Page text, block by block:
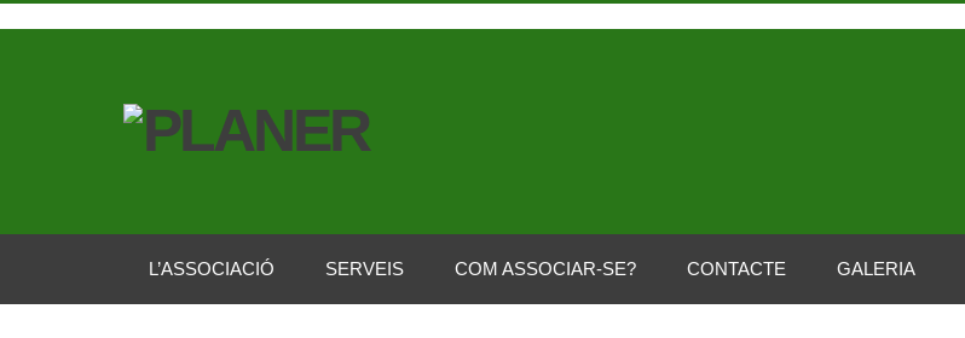
L’ASSOCIACIÓ SERVEIS COM ASSOCIAR-SE? CONTACTE GALERIA